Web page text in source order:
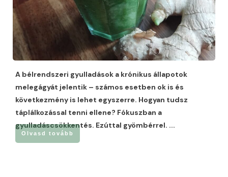
A bélrendszeri gyulladások a krónikus állapotok
melegágyát jelentik – számos esetben ok is és
következmény is lehet egyszerre. Hogyan tudsz
táplálkozással tenni ellene? Fókuszban a
gyulladáscsökkentés. Ezúttal gyömbérrel. ...
Olvasd tovább